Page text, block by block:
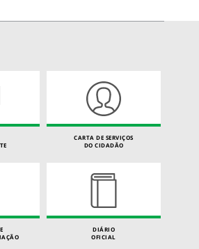
CARTA DE SERVIÇOS
DO CIDADÃO
DIÁRIO
OFICIAL